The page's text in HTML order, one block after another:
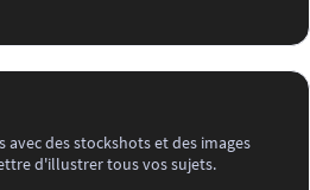
avec des stockshots et des images
d'illustrer tous vos sujets.